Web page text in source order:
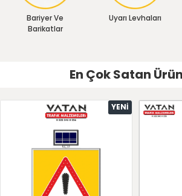
Bariyer Ve
Barikatlar
Uyarı Levhaları
En Çok Satan
YENI